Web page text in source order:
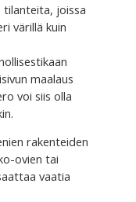
tilanteita, joissa
värillä kuin
maalaus
voi siis olla
rakenteiden
ovien tai
vaatia